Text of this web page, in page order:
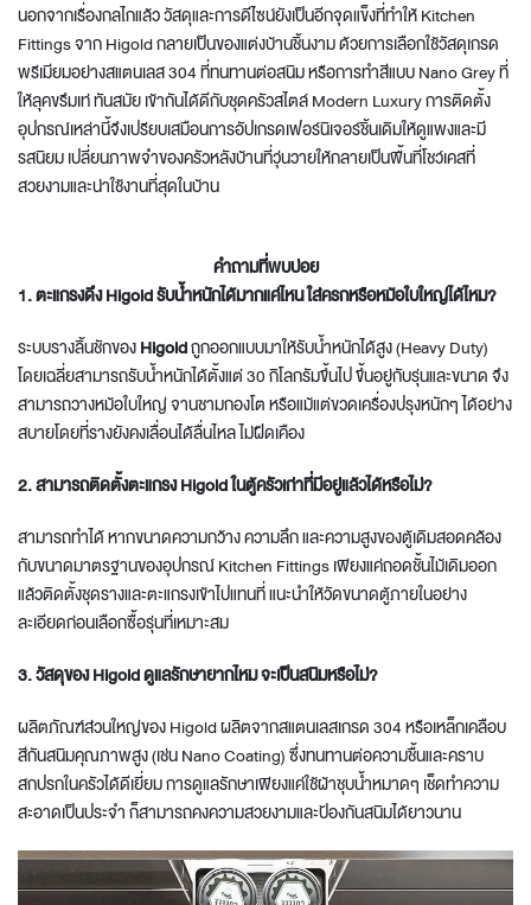
นอกจากเรื่องกลไกแล้ว วัสดุและการดีไซน์ยังเป็นอีกจุดแข็งที่ทำให้Kitchen
FittingsจากHigoldกลายเป็นของแต่งบ้านชิ้นงาม ด้วยการเลือกใช้วัสดุเกรด
พรีเมียมอย่างสแตนเลส 304 ที่ทนทานต่อสนิม หรือการทำสีแบบ Nano Grey ที่
ให้ลุคขรึมเท่ ทันสมัย เข้ากันได้ดีกับชุดครัวสไตล์ Modern Luxury การติดตั้ง
อุปกรณ์เหล่านี้จึงเปรียบเสมือนการอัปเกรดเฟอร์นิเจอร์ชิ้นเดิมให้ดูแพงและมี
รสนิยม เปลี่ยนภาพจำของครัวหลังบ้านที่วุ่นวายให้กลายเป็นพื้นที่โชว์เคสที่
สวยงามและน่าใช้งานที่สุดในบ้าน
คำถามที่พบบ่อย
1. ตะแกรงดึง Higold รับน้ำหนักได้มากแค่ไหน ใส่ครกหรือหม้อใบใหญ่ได้ไหม?
ระบบรางลิ้นชักของHigoldถูกออกแบบมาให้รับน้ำหนักได้สูง (Heavy Duty)
โดยเฉลี่ยสามารถรับน้ำหนักได้ตั้งแต่ 30 กิโลกรัมขึ้นไป ขึ้นอยู่กับรุ่นและขนาด จึง
สามารถวางหม้อใบใหญ่ จานชามกองโต หรือแม้แต่ขวดเครื่องปรุงหนักๆ ได้อย่าง
สบายโดยที่รางยังคงเลื่อนได้ลื่นไหล ไม่ฝืดเคือง
2. สามารถติดตั้งตะแกรง Higold ในตู้ครัวเก่าที่มีอยู่แล้วได้หรือไม่?
สามารถทำได้ หากขนาดความกว้าง ความลึก และความสูงของตู้เดิมสอดคล้อง
กับขนาดมาตรฐานของอุปกรณ์Kitchen Fittingsเพียงแค่ถอดชั้นไม้เดิมออก
แล้วติดตั้งชุดรางและตะแกรงเข้าไปแทนที่ แนะนำให้วัดขนาดตู้ภายในอย่าง
ละเอียดก่อนเลือกซื้อรุ่นที่เหมาะสม
3. วัสดุของ Higold ดูแลรักษายากไหม จะเป็นสนิมหรือไม่?
ผลิตภัณฑ์ส่วนใหญ่ของHigoldผลิตจากสแตนเลสเกรด 304 หรือเหล็กเคลือบ
สีกันสนิมคุณภาพสูง (เช่น Nano Coating) ซึ่งทนทานต่อความชื้นและคราบ
สกปรกในครัวได้ดีเยี่ยม การดูแลรักษาเพียงแค่ใช้ผ้าชุบน้ำหมาดๆ เช็ดทำความ
สะอาดเป็นประจำ ก็สามารถคงความสวยงามและป้องกันสนิมได้ยาวนาน